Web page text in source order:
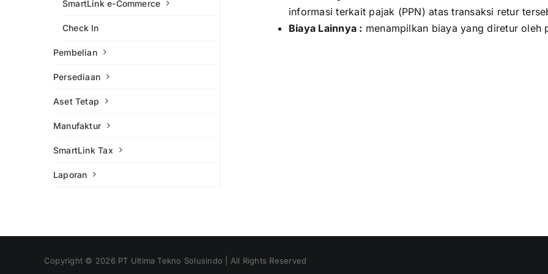
informasi terkait pajak (PPN) atas transaksi retur
Biaya Lainnya : menampilkan biaya yang diretur oleh
SmartLink e-Commerce
Check In
Pembelian
Persediaan
Aset Tetap
Manufaktur
SmartLink Tax
Laporan
Copyright © 2026 PT Ultima Tekno Solusindo | All Rights Reserved